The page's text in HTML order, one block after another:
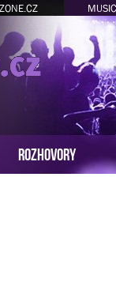
ROZHOVORY